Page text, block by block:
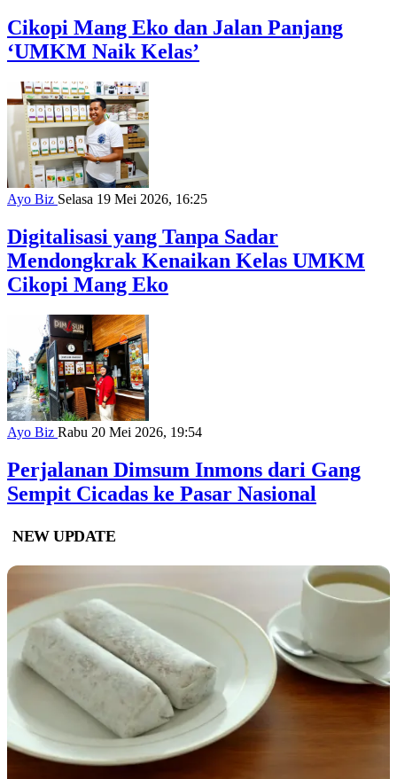
Cikopi Mang Eko dan Jalan Panjang
‘UMKM Naik Kelas’
Ayo Biz Selasa 19 Mei 2026, 16:25
Digitalisasi yang Tanpa Sadar
Mendongkrak Kenaikan Kelas UMKM
Cikopi Mang Eko
Ayo Biz Rabu 20 Mei 2026, 19:54
Perjalanan Dimsum Inmons dari Gang
Sempit Cicadas ke Pasar Nasional
NEW UPDATE